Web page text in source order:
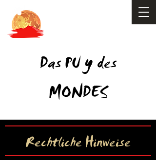
Das PU y des
MONDES
Rechtliche Hinweise